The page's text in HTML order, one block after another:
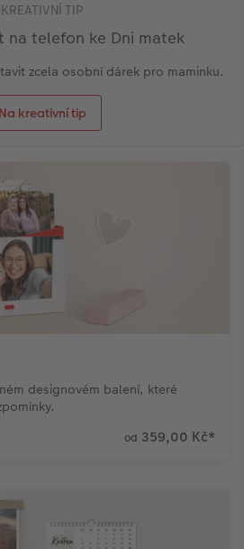
KREATIVNÍ TIP
na telefon ke Dni matek
zcela osobní dárek pro maminku.
Na kreativní tip
designovém balení, které
od 359,00 Kč*